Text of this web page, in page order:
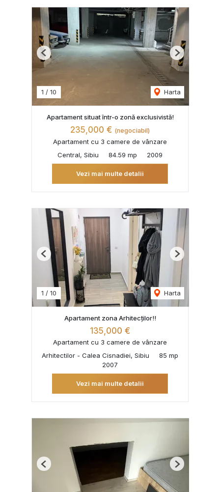
1 / 10 Harta
Previous Next
Apartament situat într-o zonă exclusivistă!
235,000 € (negociabil)
Apartament cu 3 camere de vânzare
Central, Sibiu
84.59 mp 2009
Vezi mai multe detalii
1 / 10 Harta
Previous Next
Apartament zona Arhitecților!!
135,000 €
Apartament cu 3 camere de vânzare
Arhitectilor - Calea Cisnadiei, Sibiu
85 mp
2007
Vezi mai multe detalii
Previous Next